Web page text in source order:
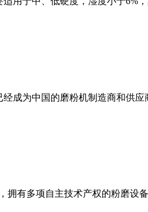
成为中国的磨粉机制造商和供
拥有多项自主技术产权的粉磨